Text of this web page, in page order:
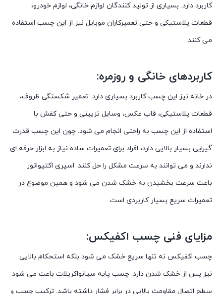
کاربرد دارد. بسیاری از تولید کنندگان لوازم خانگی، لوازم خودرو،
قطعات پلاستیکی و حتی تعمیرکاران موبایل نیز از این چسب استفاده
می کنند.
کاربردهای خانگی و روزمره:
در خانه نیز این چسب کاربرد بسیاری دارد. تعمیر شکستگی ظروف،
قطعات پلاستیکی، قاب عکس، وسایل تزیینی و حتی کفش با
استفاده از این چسب به راحتی انجام می شود. چون این چسب قدرت
گیرایی بسیار بالایی دارد، افراد برای تعمیرات ساده نیاز به ابزار حرفه ای
ندارند و می توانند به سرعت مشکل را حل کنند. اسپری اکتیواتور
باعث سرعت بخشیدن به خشک شدن می شود و همین موضوع در
تعمیرات سریع بسیار کاربردی است.
مزایای فنی چسب اکفیکس:
چسب اکفیکس نه تنها سریع خشک می شود بلکه استحکام بالایی
نیز پس از خشک شدن دارد. چسب پایه سیانواکریلات باعث می شود
سطح اتصال مقاومت بالایی در برابر فشار داشته باشد. ترکیب چسب و